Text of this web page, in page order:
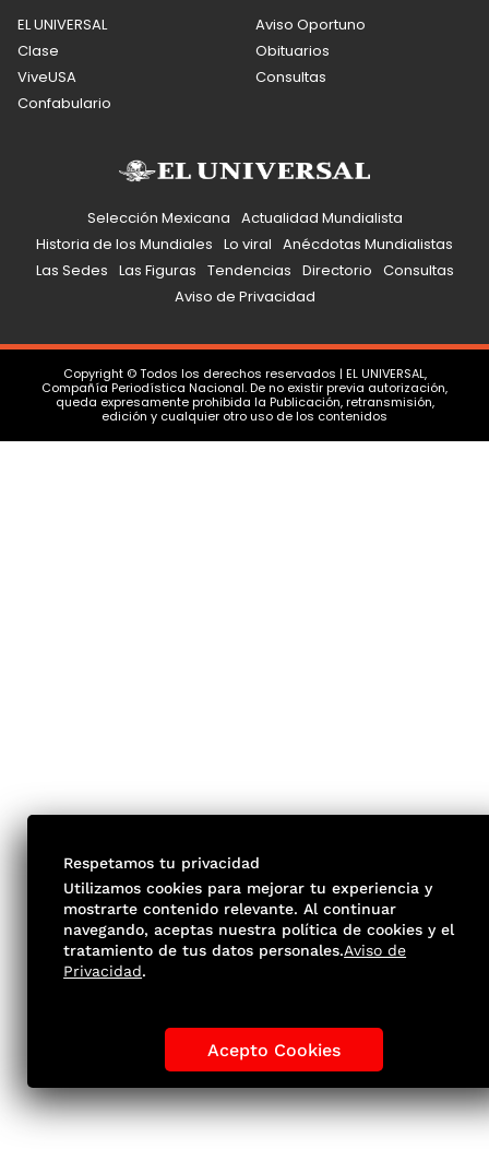
EL UNIVERSAL
Clase
ViveUSA
Confabulario
Aviso Oportuno
Obituarios
Consultas
Selección Mexicana Actualidad Mundialista
Historia de los Mundiales Lo viral Anécdotas Mundialistas
Las Sedes Las Figuras Tendencias Directorio Consultas
Aviso de Privacidad
Copyright © Todos los derechos reservados | EL UNIVERSAL,
Compañía Periodística Nacional. De no existir previa autorización,
queda expresamente prohibida la Publicación, retransmisión,
edición y cualquier otro uso de los contenidos
Respetamos tu privacidad
Utilizamos cookies para mejorar tu experiencia y
mostrarte contenido relevante. Al continuar
navegando, aceptas nuestra política de cookies y el
tratamiento de tus datos personales.Aviso de
Privacidad.
Acepto Cookies